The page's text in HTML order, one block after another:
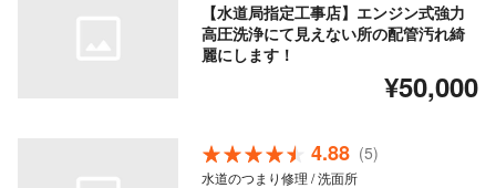
【水道局指定工事店】エンジン式強力
高圧洗浄にて見えない所の配管汚れ綺
麗にします！
¥50,000
4.88 (5)
水道のつまり修理 / 洗面所